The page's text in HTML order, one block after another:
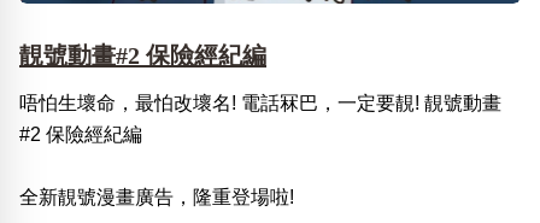
靚號動畫#2 保險經紀編
唔怕生壞命，最怕改壞名! 電話冧巴，一定要靚! 靚號動畫
#2 保險經紀編
全新靚號漫畫廣告，隆重登場啦!